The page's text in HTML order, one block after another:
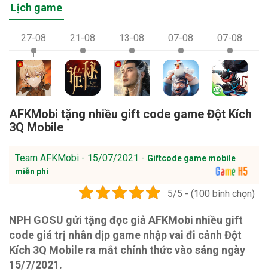
Lịch game
27-08 21-08 13-08 07-08 07-08
AFKMobi tặng nhiều gift code game Đột Kích
3Q Mobile
Team AFKMobi - 15/07/2021 - Giftcode game mobile
miễn phí
5/5 - (100 bình chọn)
NPH GOSU gửi tặng đọc giả AFKMobi nhiều gift
code giá trị nhân dịp game nhập vai đi cảnh Đột
Kích 3Q Mobile ra mắt chính thức vào sáng ngày
15/7/2021.